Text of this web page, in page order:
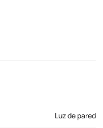
Luz de pared